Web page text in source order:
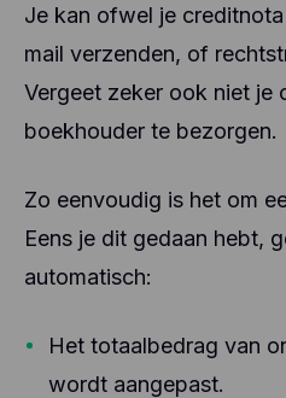
Je kan ofwel je
mail verzenden, of
Vergeet zeker ook niet je
boekhouder te bezorgen.
Zo eenvoudig is het om
Eens je dit gedaan hebt,
automatisch:
Het totaalbedrag van
wordt aangepast.